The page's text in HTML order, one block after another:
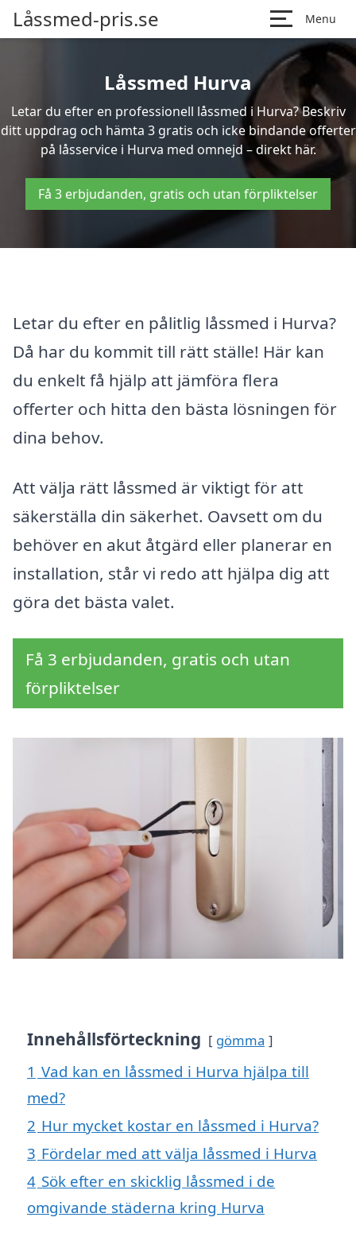
Låssmed-pris.se Menu
Låssmed Hurva
Letar du efter en professionell låssmed i Hurva? Beskriv
ditt uppdrag och hämta 3 gratis och icke bindande offerter
på låsservice i Hurva med omnejd – direkt här.
Få 3 erbjudanden, gratis och utan förpliktelser
Letar du efter en pålitlig låssmed i Hurva?
Då har du kommit till rätt ställe! Här kan
du enkelt få hjälp att jämföra flera
offerter och hitta den bästa lösningen för
dina behov.
Att välja rätt låssmed är viktigt för att
säkerställa din säkerhet. Oavsett om du
behöver en akut åtgärd eller planerar en
installation, står vi redo att hjälpa dig att
göra det bästa valet.
Få 3 erbjudanden, gratis och utan
förpliktelser
Innehållsförteckning gömma
1 Vad kan en låssmed i Hurva hjälpa till
med?
2 Hur mycket kostar en låssmed i Hurva?
3 Fördelar med att välja låssmed i Hurva
4 Sök efter en skicklig låssmed i de
omgivande städerna kring Hurva